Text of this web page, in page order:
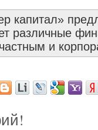
капитал»
различные
и